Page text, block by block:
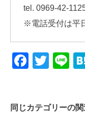
tel. 0969-42-
※電話受付は平
同じカテゴリーの